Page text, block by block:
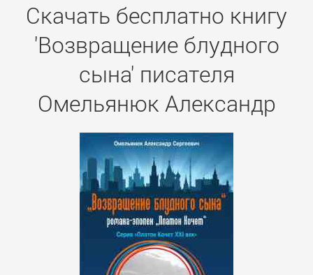
Скачать бесплатно книгу
'Возвращение блудного
сына' писателя
Омельянюк Александр